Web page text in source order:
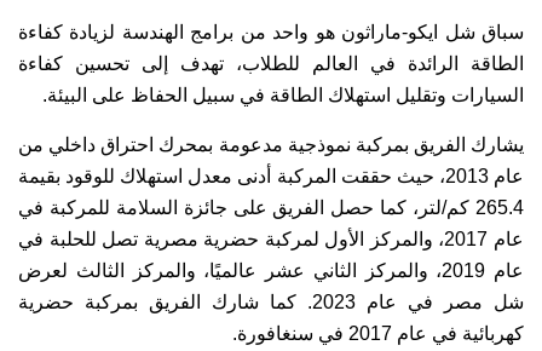
سباق شل ايكو-ماراثون هو واحد من برامج الهندسة لزيادة كفاءة
الطاقة الرائدة في العالم للطلاب، تهدف إلى تحسين كفاءة
السيارات وتقليل استهلاك الطاقة في سبيل الحفاظ على البيئة.
يشارك الفريق بمركبة نموذجية مدعومة بمحرك احتراق داخلي من
عام 2013، حيث حققت المركبة أدنى معدل استهلاك للوقود بقيمة
265.4 كم/لتر، كما حصل الفريق على جائزة السلامة للمركبة في
عام 2017، والمركز الأول لمركبة حضرية مصرية تصل للحلبة في
عام 2019، والمركز الثاني عشر عالميًا، والمركز الثالث لعرض
شل مصر في عام 2023. كما شارك الفريق بمركبة حضرية
كهربائية في عام 2017 في سنغافورة.